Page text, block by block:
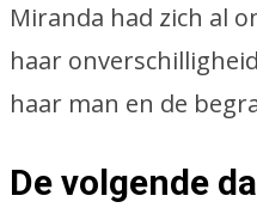
Miranda had zich al
haar
haar man en de
De volgende